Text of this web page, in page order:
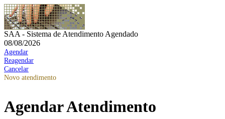
SAA - Sistema de Atendimento Agendado
08/08/2026
Agendar
Reagendar
Cancelar
Novo atendimento
Agendar Atendimento